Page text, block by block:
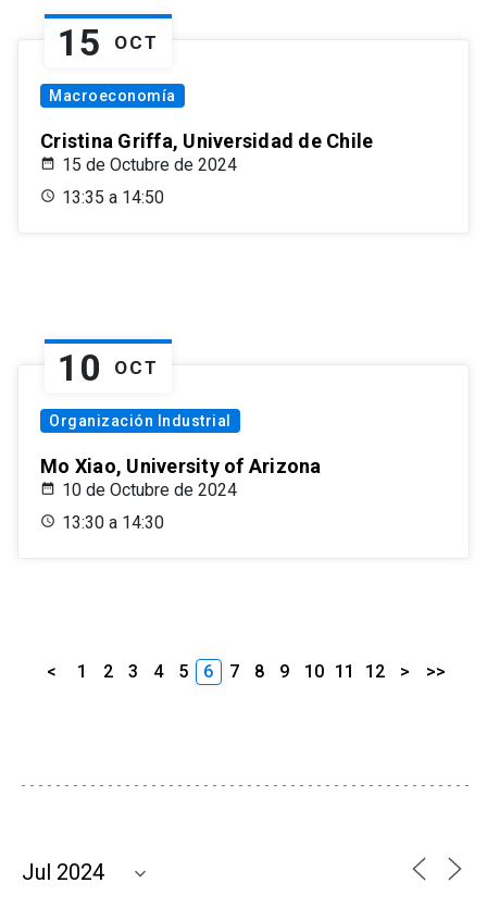
15 OCT
Macroeconomía
Cristina Griffa, Universidad de Chile
15 de Octubre de 2024
13:35 a 14:50
10 OCT
Organización Industrial
Mo Xiao, University of Arizona
10 de Octubre de 2024
13:30 a 14:30
< 1 2 3 4 5 6 7 8 9 10 11 12 > >>